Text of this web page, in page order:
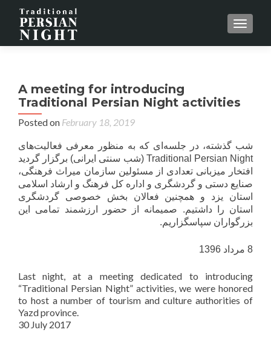
MENU
A meeting for introducing
Traditional Persian Night activities
Posted on February 18, 2019
شب گذشته، در جلسه‌ای که به منظور معرفی فعالیت‌های
Traditional Persian Night (شب سنتی ایرانی) برگزار گردید
افتخار میزبانی تعدادی از مسئولین سازمان میراث فرهنگی،
صنایع دستی و گردشگری و اداره کل فرهنگ و ارشاد اسلامی
استان یزد و همچنین فعالان بخش خصوصی گردشگری
استان را داشتیم. صمیمانه از حضور ارزشمند تمامی این
بزرگواران سپاسگزاریم.
8 مرداد 1396
Last night, at a meeting dedicated to introducing
“Traditional Persian Night” activities, we were honored
to host a number of tourism and culture authorities of
Yazd province.
30 July 2017